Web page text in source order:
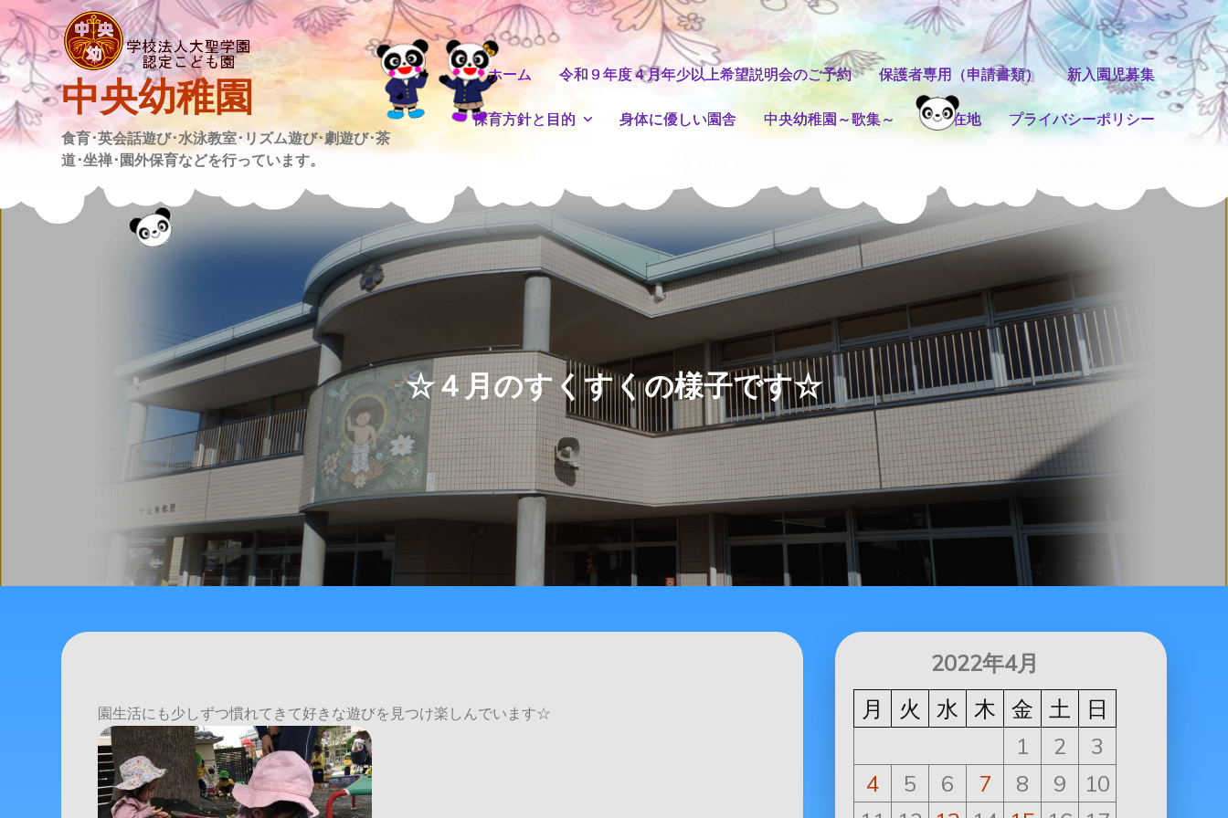
Skip
to
content
中央幼稚園
食育･英会話遊び･水泳教室･リズム遊び･劇遊び･茶
道･坐禅･園外保育などを行っています。
ホーム 令和９年度４月年少以上希望説明会のご予約 保護者専用（申請書類） 新入園児募集
保育方針と目的 身体に優しい園舎 中央幼稚園～歌集～ 園所在地 プライバシーポリシー
☆４月のすくすくの様子です☆
園生活にも少しずつ慣れてきて好きな遊びを見つけ楽しんでいます☆
2022年4月
月
火 水 木 金 土
日
1
2
3
4
5 6 7 8 9
10